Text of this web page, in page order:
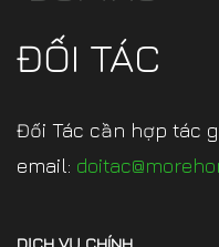
ĐỐI TÁC
Đối Tác cần hợp tác
email: